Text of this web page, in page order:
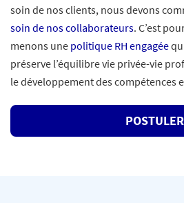
soin de nos clients, nous devons
soin de nos collaborateurs. C’est
menons une politique RH engagée
préserve l’équilibre vie privée-vie
le développement des compétences
POSTULER